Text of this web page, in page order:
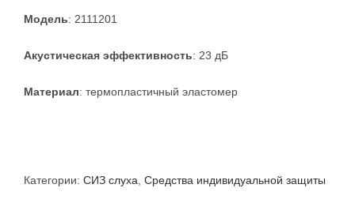
Модель: 2111201
Акустическая эффективность: 23 дБ
Материал: термопластичный эластомер
Категории: СИЗ слуха Средства индивидуальной защиты